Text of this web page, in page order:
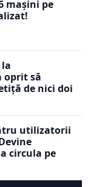
mașini pe
la
oprit să
de nici doi
utilizatorii
circula pe